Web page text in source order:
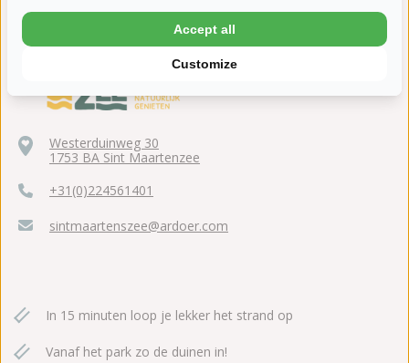
Westerduinweg 30
1753 BA Sint Maartenzee
+31(0)224561401
sintmaartenszee@ardoer.com
In 15 minuten loop je lekker het strand op
Vanaf het park zo de duinen in!
Customize
Accept all